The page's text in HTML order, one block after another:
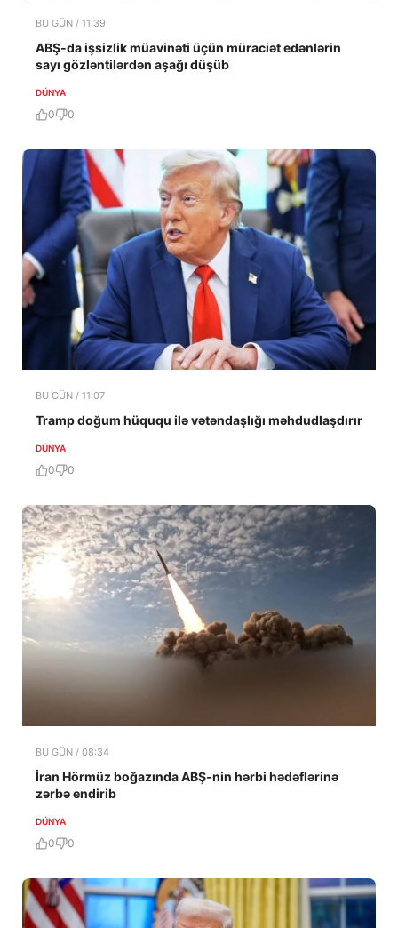
BU GÜN / 11:39
ABŞ-da işsizlik müavinəti üçün müraciət edənlərin
sayı gözləntilərdən aşağı düşüb
DÜNYA
0 0
BU GÜN / 11:07
Tramp doğum hüququ ilə vətəndaşlığı məhdudlaşdırır
DÜNYA
0 0
BU GÜN / 08:34
İran Hörmüz boğazında ABŞ-nin hərbi hədəflərinə
zərbə endirib
DÜNYA
0 0